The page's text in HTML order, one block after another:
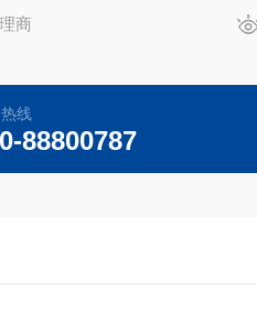
金属有机标样(无硫)Single-
商
线
88800787